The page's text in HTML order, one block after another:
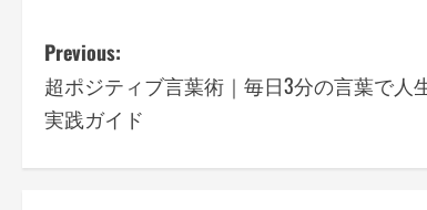
P
o
Previous:
超ポジティブ言葉術｜毎日3分の言葉で人
実践ガイド